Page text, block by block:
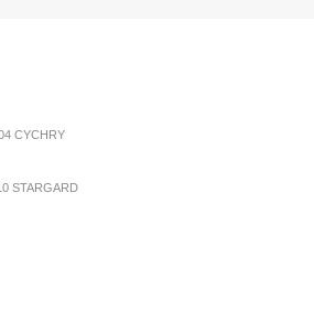
CYCHRY
STARGARD